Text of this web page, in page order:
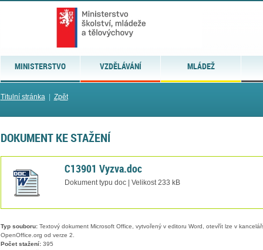
MINISTERSTVO VZDĚLÁVÁNÍ MLÁDEŽ
Titulní stránka| Zpět
DOKUMENT KE STAŽENÍ
C13901 Vyzva.doc
Dokument typu doc | Velikost 233 kB
Typ souboru:Textový dokument Microsoft Office, vytvořený v editoru Word, otevřít lze v
OpenOffice.org od verze 2.
Počet stažení:395